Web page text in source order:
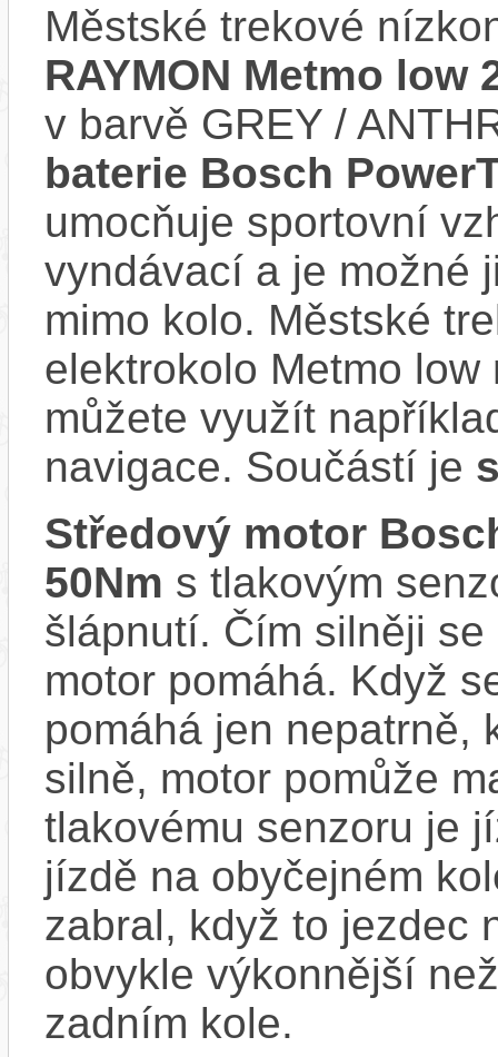
Městské trekové
RAYMON Metmo low
v barvě GREY /
baterie Bosch
umocňuje sportovní
vyndávací a je možné
mimo kolo. Městské
elektrokolo Metmo
můžete využít
navigace. Součástí je
Středový motor
50Nm s tlakovým
šlápnutí. Čím silněji
motor pomáhá. Když
pomáhá jen nepatrně,
silně, motor pomůže
tlakovému senzoru je
jízdě na obyčejném
zabral, když to jezdec
obvykle výkonnější
zadním kole.